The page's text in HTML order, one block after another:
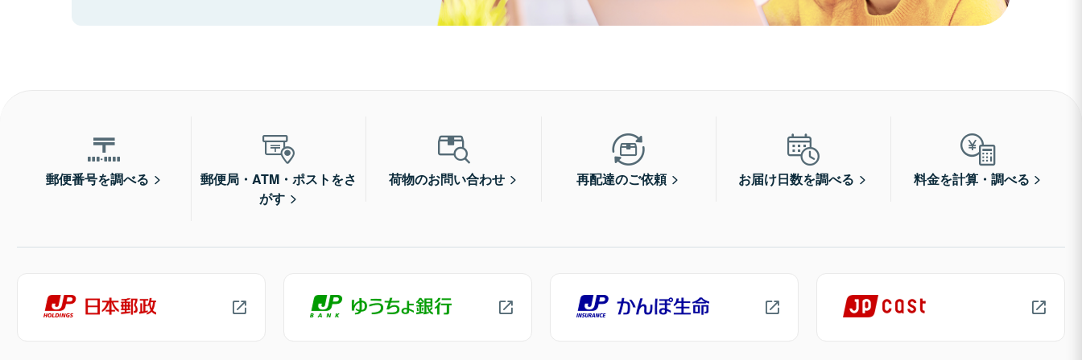
郵便番号を調べる
郵便局・ATM・ポストをさ
がす
荷物のお問い合わせ 再配達のご依頼 お届け日数を調べる 料金を計算・調べる